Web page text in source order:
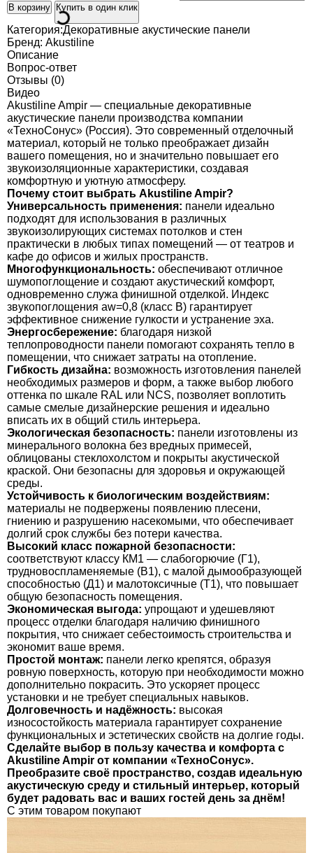
В корзину Купить в один клик
Категория:Декоративные акустические панели
Бренд: Akustiline
Описание
Вопрос-ответ
Отзывы (0)
Видео
Akustiline Ampir — специальные декоративные
акустические панели производства компании
«ТехноСонус» (Россия). Это современный отделочный
материал, который не только преображает дизайн
вашего помещения, но и значительно повышает его
звукоизоляционные характеристики, создавая
комфортную и уютную атмосферу.
Почему стоит выбрать Akustiline Ampir?
Универсальность применения: панели идеально
подходят для использования в различных
звукоизолирующих системах потолков и стен
практически в любых типах помещений — от театров и
кафе до офисов и жилых пространств.
Многофункциональность: обеспечивают отличное
шумопоглощение и создают акустический комфорт,
одновременно служа финишной отделкой. Индекс
звукопоглощения aw=0,8 (класс В) гарантирует
эффективное снижение гулкости и устранение эха.
Энергосбережение: благодаря низкой
теплопроводности панели помогают сохранять тепло в
помещении, что снижает затраты на отопление.
Гибкость дизайна: возможность изготовления панелей
необходимых размеров и форм, а также выбор любого
оттенка по шкале RAL или NCS, позволяет воплотить
самые смелые дизайнерские решения и идеально
вписать их в общий стиль интерьера.
Экологическая безопасность: панели изготовлены из
минерального волокна без вредных примесей,
облицованы стеклохолстом и покрыты акустической
краской. Они безопасны для здоровья и окружающей
среды.
Устойчивость к биологическим воздействиям:
материалы не подвержены появлению плесени,
гниению и разрушению насекомыми, что обеспечивает
долгий срок службы без потери качества.
Высокий класс пожарной безопасности:
соответствуют классу КМ1 — слабогорючие (Г1),
трудновоспламеняемые (В1), с малой дымообразующей
способностью (Д1) и малотоксичные (Т1), что повышает
общую безопасность помещения.
Экономическая выгода: упрощают и удешевляют
процесс отделки благодаря наличию финишного
покрытия, что снижает себестоимость строительства и
экономит ваше время.
Простой монтаж: панели легко крепятся, образуя
ровную поверхность, которую при необходимости можно
дополнительно покрасить. Это ускоряет процесс
установки и не требует специальных навыков.
Долговечность и надёжность: высокая
износостойкость материала гарантирует сохранение
функциональных и эстетических свойств на долгие годы.
Сделайте выбор в пользу качества и комфорта с
Akustiline Ampir от компании «ТехноСонус».
Преобразите своё пространство, создав идеальную
акустическую среду и стильный интерьер, который
будет радовать вас и ваших гостей день за днём!
C этим товаром покупают